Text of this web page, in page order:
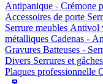
Antipanique - Crémone
Accessoires de porte
Serrure meubles Antivol
métalliques Cadenas -
Gravures Batteuses -
Divers Serrures et
Plaques professionnelle